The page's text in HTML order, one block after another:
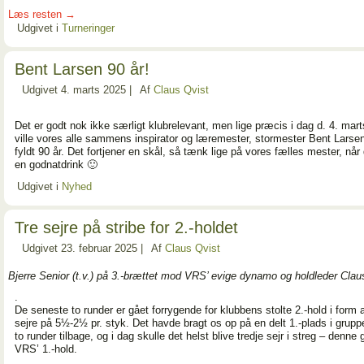
Læs resten →
Udgivet i Turneringer
Bent Larsen 90 år!
Udgivet 4. marts 2025 Af Claus Qvist
Det er godt nok ikke særligt klubrelevant, men lige præcis i dag d. 4.
ville vores alle sammens inspirator og læremester, stormester Bent
fyldt 90 år. Det fortjener en skål, så tænk lige på vores fælles mester, når
en godnatdrink 🙂
Udgivet i Nyhed
Tre sejre på stribe for 2.-holdet
Udgivet 23. februar 2025 Af Claus Qvist
Bjerre Senior (t.v.) på 3.-brættet mod VRS’ evige dynamo og holdleder
.
De seneste to runder er gået forrygende for klubbens stolte 2.-hold i form
sejre på 5½-2½ pr. styk. Det havde bragt os op på en delt 1.-plads i
to runder tilbage, og i dag skulle det helst blive tredje sejr i streg – denne
VRS’ 1.-hold.